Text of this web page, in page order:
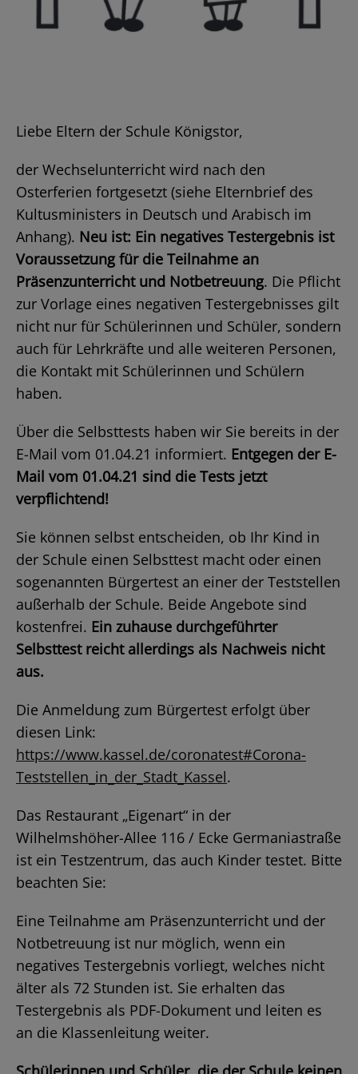
Liebe Eltern der Schule Königstor,
der Wechselunterricht wird nach den
Osterferien fortgesetzt (siehe Elternbrief des
Kultusministers in Deutsch und Arabisch im
Anhang). Neu ist: Ein negatives Testergebnis ist
Voraussetzung für die Teilnahme an
Präsenzunterricht und Notbetreuung. Die Pflicht
zur Vorlage eines negativen Testergebnisses gilt
nicht nur für Schülerinnen und Schüler, sondern
auch für Lehrkräfte und alle weiteren Personen,
die Kontakt mit Schülerinnen und Schülern
haben.
Über die Selbsttests haben wir Sie bereits in der
E-Mail vom 01.04.21 informiert. Entgegen der E-
Mail vom 01.04.21 sind die Tests jetzt
verpflichtend!
Sie können selbst entscheiden, ob Ihr Kind in
der Schule einen Selbsttest macht oder einen
sogenannten Bürgertest an einer der Teststellen
außerhalb der Schule. Beide Angebote sind
kostenfrei. Ein zuhause durchgeführter
Selbsttest reicht allerdings als Nachweis nicht
aus.
Die Anmeldung zum Bürgertest erfolgt über
diesen Link:
https://www.kassel.de/coronatest#Corona-
Teststellen_in_der_Stadt_Kassel.
Das Restaurant „Eigenart“ in der
Wilhelmshöher-Allee 116 / Ecke Germaniastraße
ist ein Testzentrum, das auch Kinder testet. Bitte
beachten Sie:
Eine Teilnahme am Präsenzunterricht und der
Notbetreuung ist nur möglich, wenn ein
negatives Testergebnis vorliegt, welches nicht
älter als 72 Stunden ist. Sie erhalten das
Testergebnis als PDF-Dokument und leiten es
an die Klassenleitung weiter.